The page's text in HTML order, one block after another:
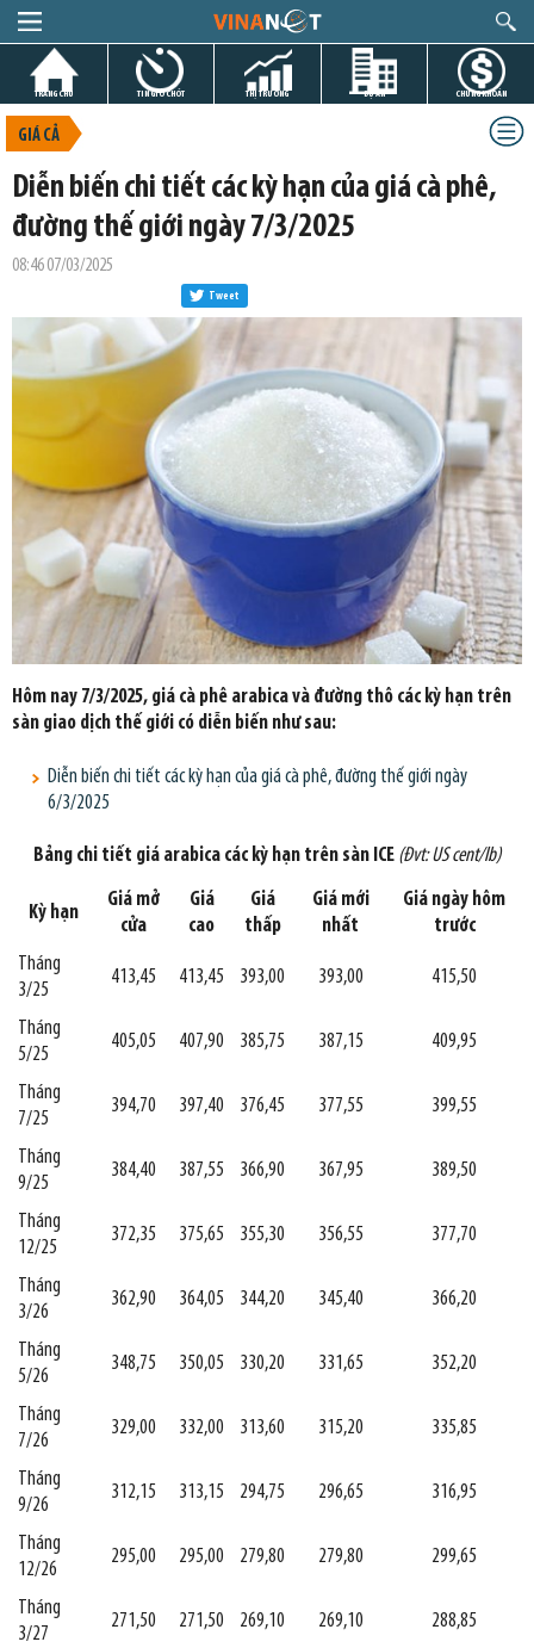
TRANG CHỦ TIN GIỜ CHÓT THỊ TRƯỜNG DỰ ÁN CHỨNG KHOÁN
GIÁ CẢ
Diễn biến chi tiết các kỳ hạn của giá cà phê,
đường thế giới ngày 7/3/2025
08:46 07/03/2025
Tweet
Hôm nay 7/3/2025, giá cà phê arabica và đường thô các kỳ hạn trên
sàn giao dịch thế giới có diễn biến như sau:
Diễn biến chi tiết các kỳ hạn của giá cà phê, đường thế giới ngày
6/3/2025
Bảng chi tiết giá arabica các kỳ hạn trên sàn ICE (Đvt: US cent/lb)
Kỳ hạn
Giá mở
cửa
Giá
cao
Giá
thấp
Giá mới
nhất
Giá ngày hôm
trước
Tháng
3/25
413,45 413,45 393,00 393,00 415,50
Tháng
5/25
405,05 407,90 385,75 387,15 409,95
Tháng
7/25
394,70 397,40 376,45 377,55 399,55
Tháng
9/25
384,40 387,55 366,90 367,95 389,50
Tháng
12/25
372,35 375,65 355,30 356,55 377,70
Tháng
3/26
362,90 364,05 344,20 345,40 366,20
Tháng
5/26
348,75 350,05 330,20 331,65 352,20
Tháng
7/26
329,00 332,00 313,60 315,20 335,85
Tháng
9/26
312,15 313,15 294,75 296,65 316,95
Tháng
12/26
295,00 295,00 279,80 279,80 299,65
Tháng
3/27
271,50 271,50 269,10 269,10 288,85